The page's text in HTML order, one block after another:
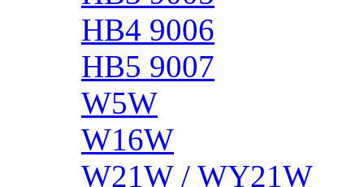
HB4 9006
HB5 9007
W5W
W16W
W21W / WY21W